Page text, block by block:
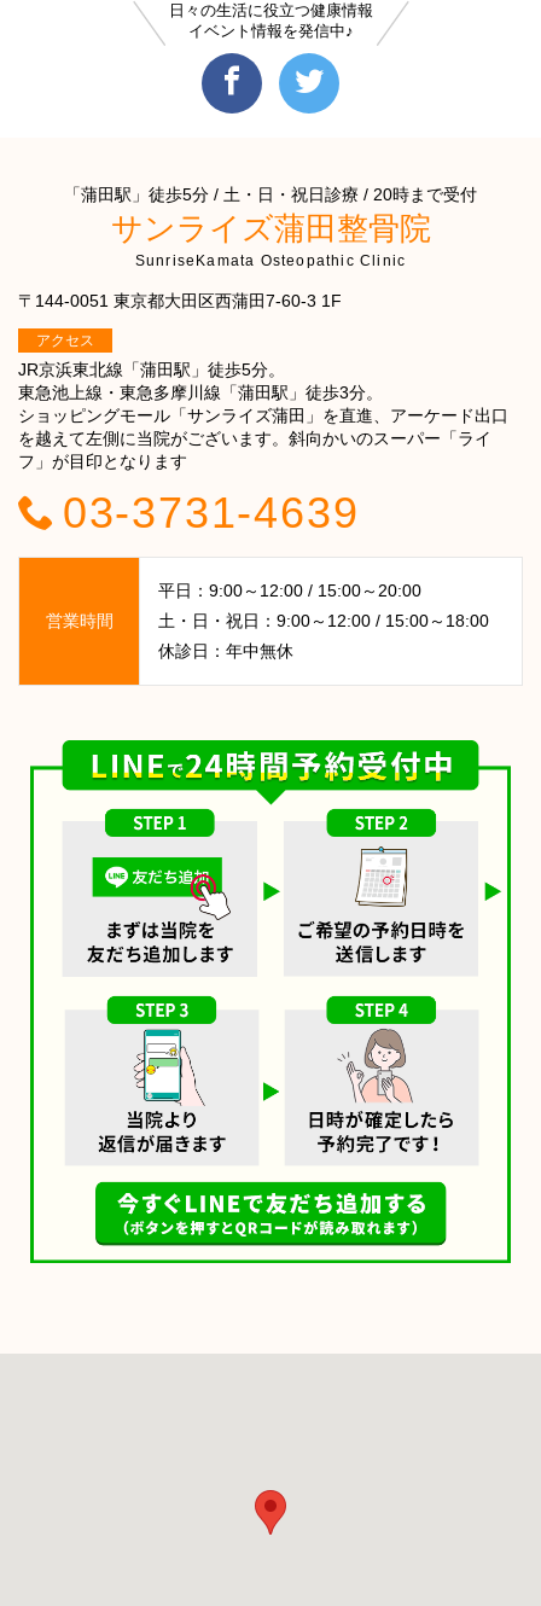
日々の生活に役立つ健康情報
イベント情報を発信中♪
「蒲田駅」徒歩5分 / 土・日・祝日診療 / 20時まで受付
サンライズ蒲田整骨院
SunriseKamata Osteopathic Clinic
〒144-0051 東京都大田区西蒲田7-60-3 1F
アクセス
JR京浜東北線「蒲田駅」徒歩5分。
東急池上線・東急多摩川線「蒲田駅」徒歩3分。
ショッピングモール「サンライズ蒲田」を直進、アーケード出口
を越えて左側に当院がございます。斜向かいのスーパー「ライ
フ」が目印となります
03-3731-4639
営業時間
平日：9:00～12:00 / 15:00～20:00
土・日・祝日：9:00～12:00 / 15:00～18:00
休診日：年中無休